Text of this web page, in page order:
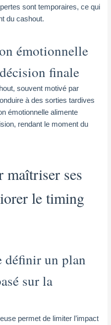
sont temporaires, ce qui
du cashout.
émotionnelle
finale
souvent motivé par
à des sorties tardives
émotionnelle alimente
rendant le moment du
maîtriser ses
le timing
définir un plan
sur la
permet de limiter l’impact